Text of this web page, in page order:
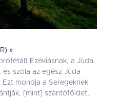
»
Ezékiásnak, a Júda
és szóla az egész Júda
Ezt mondja a Seregeknek
[mint] szántóföldet,